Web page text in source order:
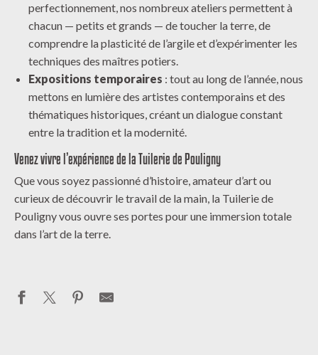
perfectionnement, nos nombreux ateliers permettent à
chacun — petits et grands — de toucher la terre, de
comprendre la plasticité de l’argile et d’expérimenter les
techniques des maîtres potiers.
Expositions temporaires : tout au long de l’année, nous
mettons en lumière des artistes contemporains et des
thématiques historiques, créant un dialogue constant
entre la tradition et la modernité.
Venez vivre l’expérience de la Tuilerie de Pouligny
Que vous soyez passionné d’histoire, amateur d’art ou
curieux de découvrir le travail de la main, la Tuilerie de
Pouligny vous ouvre ses portes pour une immersion totale
dans l’art de la terre.